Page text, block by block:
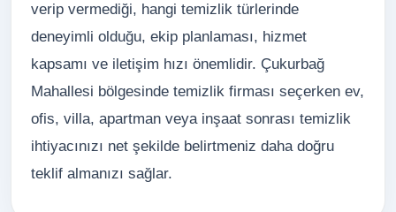
verip vermediği, hangi temizlik türlerinde
deneyimli olduğu, ekip planlaması, hizmet
kapsamı ve iletişim hızı önemlidir. Çukurbağ
Mahallesi bölgesinde temizlik firması seçerken ev,
ofis, villa, apartman veya inşaat sonrası temizlik
ihtiyacınızı net şekilde belirtmeniz daha doğru
teklif almanızı sağlar.